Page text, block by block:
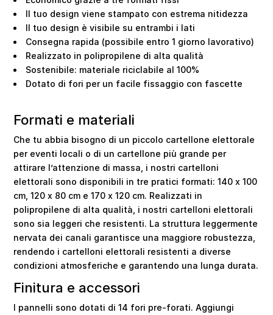
Il tuo design viene stampato con estrema nitidezza
Il tuo design è visibile su entrambi i lati
Consegna rapida (possibile entro 1 giorno lavorativo)
Realizzato in polipropilene di alta qualità
Sostenibile: materiale riciclabile al 100%
Dotato di fori per un facile fissaggio con fascette
Formati e materiali
Che tu abbia bisogno di un piccolo cartellone elettorale
per eventi locali o di un cartellone più grande per
attirare l’attenzione di massa, i nostri cartelloni
elettorali sono disponibili in tre pratici formati: 140 x 100
cm, 120 x 80 cm e 170 x 120 cm. Realizzati in
polipropilene di alta qualità, i nostri cartelloni elettorali
sono sia leggeri che resistenti. La struttura leggermente
nervata dei canali garantisce una maggiore robustezza,
rendendo i cartelloni elettorali resistenti a diverse
condizioni atmosferiche e garantendo una lunga durata.
Finitura e accessori
I pannelli sono dotati di 14 fori pre-forati. Aggiungi